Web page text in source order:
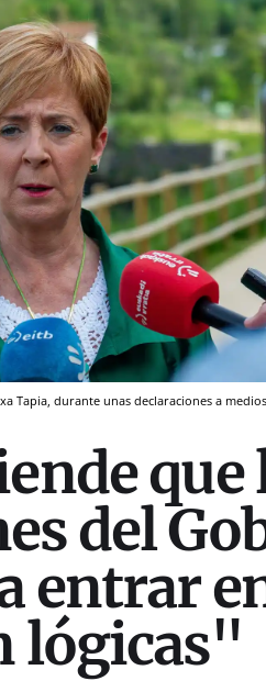
Tapia, durante unas declaraciones a
que
del
entrar
lógicas"